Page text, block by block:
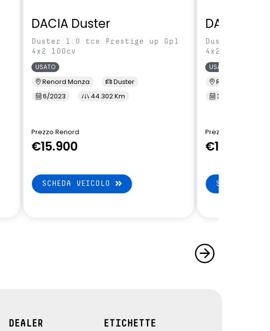
DACIA Duster
Duster 1.0 tce Prestige up Gpl
4x2 100cv
USATO
Renord Monza
Duster
6/2023
44.302 Km
Prezzo Renord
€15.900
SCHEDA VEICOLO
DACIA
Duster 1.0
4x2 100cv
USATO
Renord Sesto S.
3/2023
Prezzo Renord
€15.900
SCHEDA
DEALER
ETICHETTE